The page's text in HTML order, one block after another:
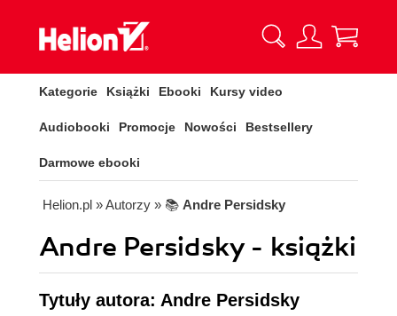
Kategorie Książki Ebooki Kursy video
Audiobooki Promocje Nowości Bestsellery
Darmowe ebooki
Helion.pl » Autorzy » 📚 Andre Persidsky
Andre Persidsky - książki
Tytuły autora: Andre Persidsky